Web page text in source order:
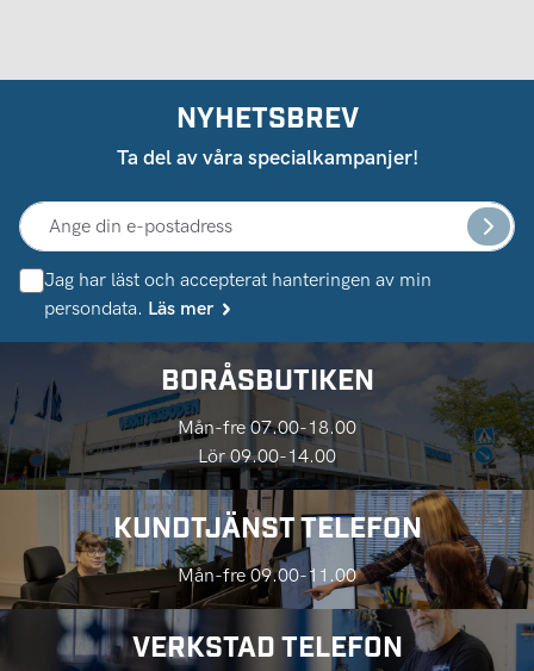
NYHETSBREV
Ta del av våra specialkampanjer!
Jag har läst och accepterat hanteringen av min
persondata. Läs mer
BORÅSBUTIKEN
Mån-fre 07.00-18.00
Lör 09.00-14.00
KUNDTJÄNST TELEFON
Mån-fre 09.00-11.00
VERKSTAD TELEFON